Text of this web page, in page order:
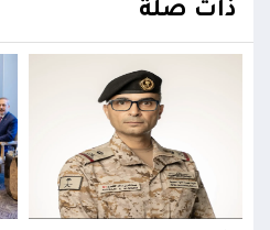
ذات صلة